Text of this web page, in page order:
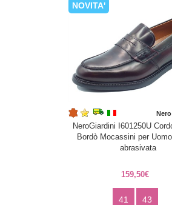
NOVITA'
NeroGiardini I601250U
Bordò Mocassini per
abrasivata
159,50€
41 43